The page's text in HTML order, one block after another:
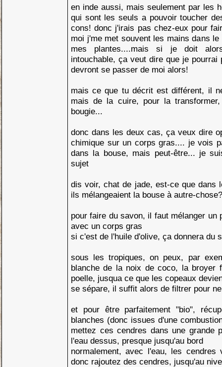
en inde aussi, mais seulement par les
qui sont les seuls a pouvoir toucher
cons! donc j'irais pas chez-eux pour
moi j'me met souvent les mains dans
mes plantes....mais si je doit
intouchable, ça veut dire que je
devront se passer de moi alors!
mais ce que tu décrit est différent, il
mais de la cuire, pour la
bougie...
donc dans les deux cas, ça veux dire
chimique sur un corps gras.... je vois
dans la bouse, mais peut-être... je
sujet
dis voir, chat de jade, est-ce que dans
ils mélangeaient la bouse à autre-
pour faire du savon, il faut mélanger un
avec un corps gras
si c'est de l'huile d'olive, ça donnera du
sous les tropiques, on peux, par
blanche de la noix de coco, la broyer
poelle, jusqua ce que les copeaux
se sépare, il suffit alors de filtrer pour
et pour être parfaitement "bio",
blanches (donc issues d'une
mettez ces cendres dans une grande
l'eau dessus, presque jusqu'au bord
normalement, avec l'eau, les
donc rajoutez des cendres, jusqu'au